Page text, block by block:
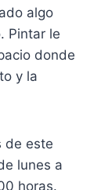
algo
Pintar le
donde
y la
de este
lunes a
horas.